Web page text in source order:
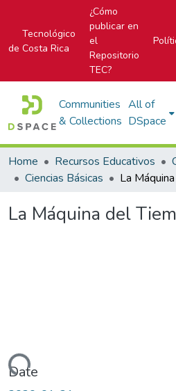
Tecnológico
de Costa Rica
¿Cómo
publicar en
el
Repositorio
TEC?
Communities
& Collections
All of
DSpace
Home Recursos Educativos
Ciencias Básicas
La Máquina del
Date